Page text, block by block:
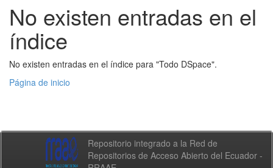
No existen entradas en el
índice
No existen entradas en el índice para "Todo DSpace".
Página de inicio
Repositorio integrado a la Red de
Repositorios de Acceso Abierto del Ecuador -